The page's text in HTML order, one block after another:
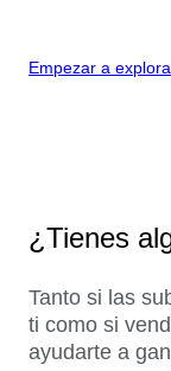
Empezar a
¿Tienes
Tanto si las
ti como si
ayudarte a